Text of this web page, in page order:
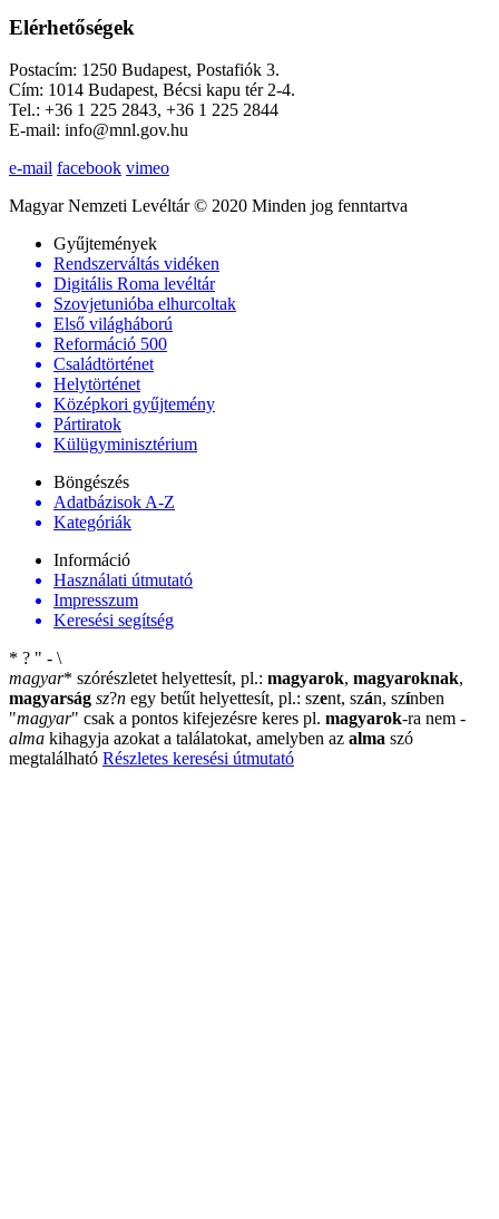
Elérhetőségek
Postacím: 1250 Budapest, Postafiók 3.
Cím: 1014 Budapest, Bécsi kapu tér 2-4.
Tel.: +36 1 225 2843, +36 1 225 2844
E-mail: info@mnl.gov.hu
e-mail facebook vimeo
Magyar Nemzeti Levéltár © 2020 Minden jog fenntartva
Gyűjtemények
Rendszerváltás vidéken
Digitális Roma levéltár
Szovjetunióba elhurcoltak
Első világháború
Reformáció 500
Családtörténet
Helytörténet
Középkori gyűjtemény
Pártiratok
Külügyminisztérium
Böngészés
Adatbázisok A-Z
Kategóriák
Információ
Használati útmutató
Impresszum
Keresési segítség
* ? " - \
magyar* szórészletet helyettesít, pl.: magyarok, magyaroknak,
magyarság sz?n egy betűt helyettesít, pl.: szent, szán, színben
"magyar" csak a pontos kifejezésre keres pl. magyarok-ra nem -
alma kihagyja azokat a találatokat, amelyben az alma szó
megtalálható Részletes keresési útmutató